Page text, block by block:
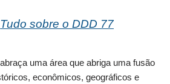
Tudo sobre o DDD 77
uma área que abriga uma fusão
econômicos, geográficos e